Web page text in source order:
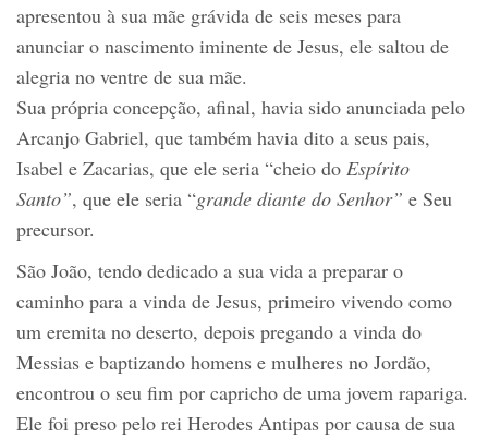
apresentou à sua mãe grávida de seis meses para
anunciar o nascimento iminente de Jesus, ele saltou de
alegria no ventre de sua mãe.
Sua própria concepção, afinal, havia sido anunciada pelo
Arcanjo Gabriel, que também havia dito a seus pais,
Isabel e Zacarias, que ele seria “cheio do Espírito
Santo”, que ele seria “grande diante do Senhor” e Seu
precursor.
São João, tendo dedicado a sua vida a preparar o
caminho para a vinda de Jesus, primeiro vivendo como
um eremita no deserto, depois pregando a vinda do
Messias e baptizando homens e mulheres no Jordão,
encontrou o seu fim por capricho de uma jovem rapariga.
Ele foi preso pelo rei Herodes Antipas por causa de sua